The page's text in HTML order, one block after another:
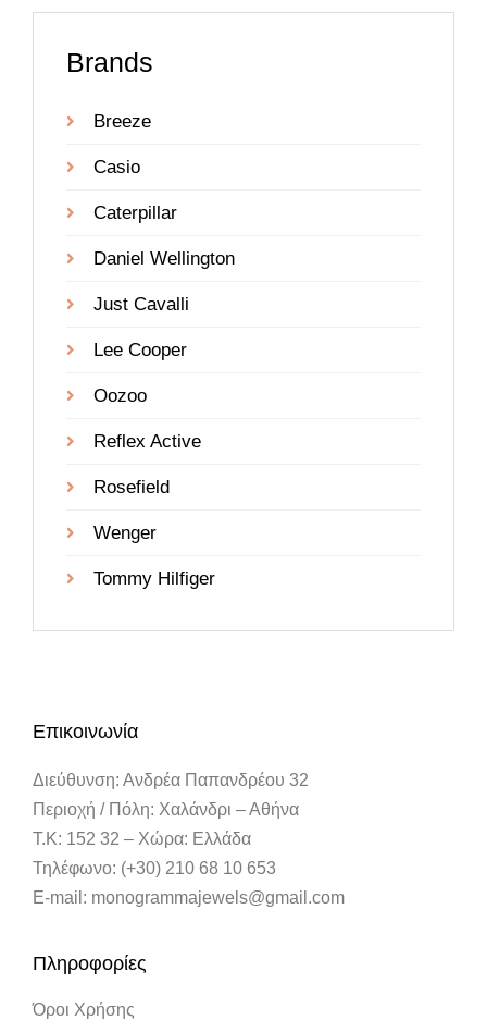
Brands
Breeze
Casio
Caterpillar
Daniel Wellington
Just Cavalli
Lee Cooper
Oozoo
Reflex Active
Rosefield
Wenger
Tommy Hilfiger
Επικοινωνία
Διεύθυνση: Ανδρέα Παπανδρέου 32
Περιοχή / Πόλη: Χαλάνδρι – Αθήνα
Τ.Κ: 152 32 – Χώρα: Ελλάδα
Τηλέφωνο: (+30) 210 68 10 653
E-mail: monogrammajewels@gmail.com
Πληροφορίες
Όροι Χρήσης